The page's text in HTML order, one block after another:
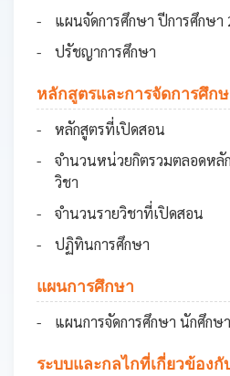
แผนจัดการศึกษา ปีการศึกษา
ปรัชญาการศึกษา
หลักสูตรและการจัดการศึก
หลักสูตรที่เปิดสอน
จำนวนหน่วยกิตรวมตลอดหลั
วิชา
จำนวนรายวิชาที่เปิดสอน
ปฏิทินการศึกษา
แผนการศึกษา
แผนการจัดการศึกษา นักศึก
ระบบและกลไกที่เกี่ยวข้องกั